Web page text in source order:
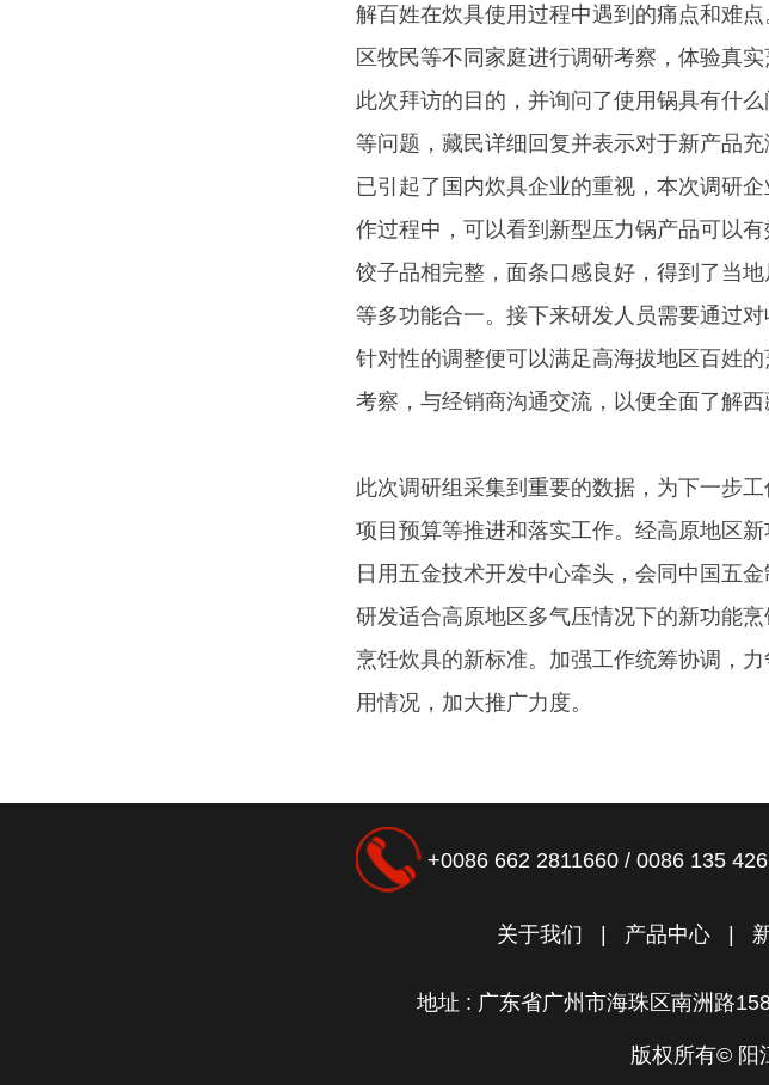
解百姓在炊具使用过程中遇到的痛点和难
区牧民等不同家庭进行调研考察，体验真
此次拜访的目的，并询问了使用锅具有什
等问题，藏民详细回复并表示对于新产品
已引起了国内炊具企业的重视，本次调研
作过程中，可以看到新型压力锅产品可以
饺子品相完整，面条口感良好，得到了当
等多功能合一。接下来研发人员需要通过
针对性的调整便可以满足高海拔地区百姓
考察，与经销商沟通交流，以便全面了解
此次调研组采集到重要的数据，为下一步
项目预算等推进和落实工作。经高原地区
日用五金技术开发中心牵头，会同中国五
研发适合高原地区多气压情况下的新功能
烹饪炊具的新标准。加强工作统筹协调，
用情况，加大推广力度。
+0086 662 2811660 / 0086 135
关于我们 产品中心
地址 : 广东省广州市海珠区南洲路
版权所有© 阳